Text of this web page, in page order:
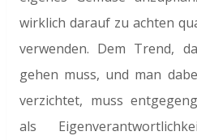
wirklich darauf zu achten
verwenden. Dem Trend,
gehen muss, und man
verzichtet, muss
als